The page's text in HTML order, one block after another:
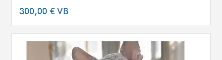
300,00 €VB